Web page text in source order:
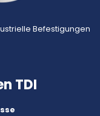
Befestigungen
TDI